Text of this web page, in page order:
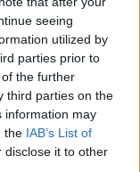
seeing
utilized by
parties prior to
the further
third parties on the
information may
the IAB’s List of
disclose it to other